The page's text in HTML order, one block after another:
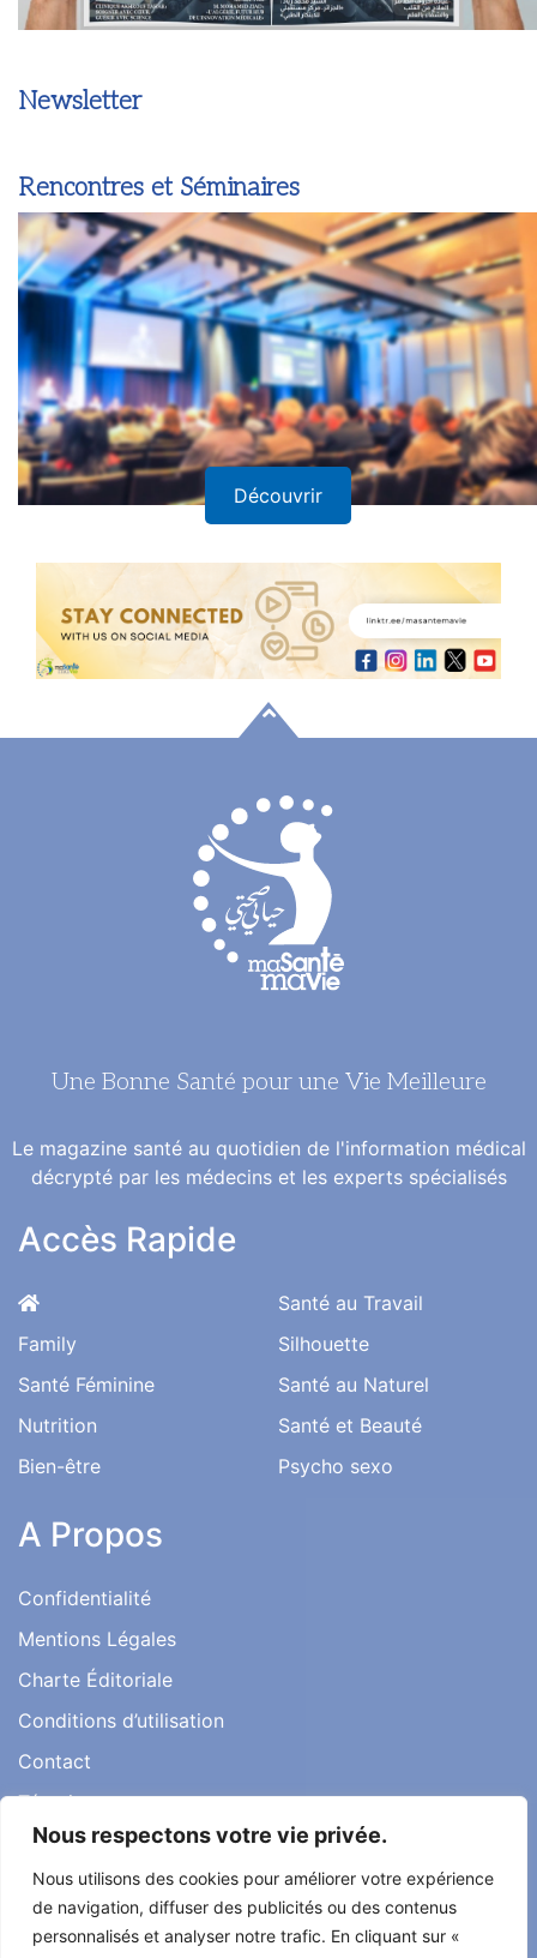
Nous respectons votre vie privée.
Nous utilisons des cookies pour améliorer votre expérience
de navigation, diffuser des publicités ou des contenus
personnalisés et analyser notre trafic. En cliquant sur «
Newsletter
Rencontres et Séminaires
Découvrir
Une Bonne Santé pour une Vie Meilleure
Le magazine santé au quotidien de l'information médical
décrypté par les médecins et les experts spécialisés
Accès Rapide
Family
Santé Féminine
Nutrition
Bien-être
Santé au Travail
Silhouette
Santé au Naturel
Santé et Beauté
Psycho sexo
A Propos
Confidentialité
Mentions Légales
Charte Éditoriale
Conditions d’utilisation
Contact
Témoignages
Tout droit réservé ma santé ma vie 2022